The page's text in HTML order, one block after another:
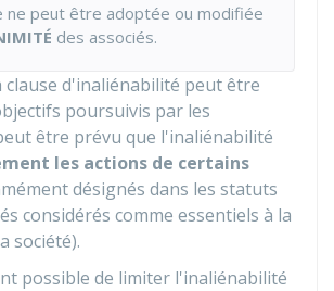
ne peut être adoptée ou modifiée
des associés.
clause d'inaliénabilité peut être
poursuivis par les
être prévu que l'inaliénabilité
les actions de certains
désignés dans les statuts
considérés comme essentiels à la
société).
possible de limiter l'inaliénabilité